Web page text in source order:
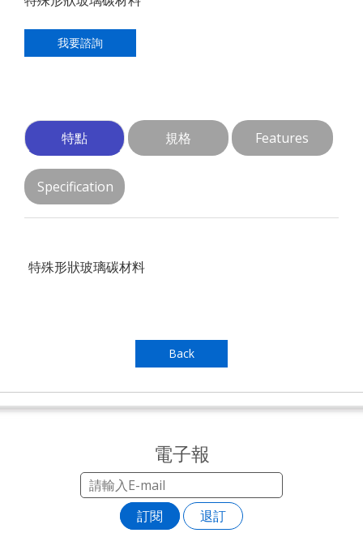
我要諮詢
特點 規格 Features
Specification
特殊形狀玻璃碳材料
Back
電子報
訂閱 退訂